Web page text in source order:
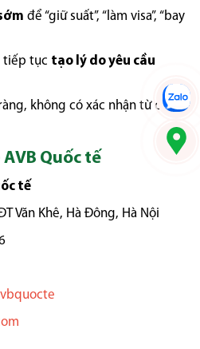
để “giữ suất”, “làm visa”, “bay
tiếp tục tạo lý do yêu cầu
không có xác nhận từ công
Quốc tế
tế
Văn Khê, Hà Đông, Hà Nội